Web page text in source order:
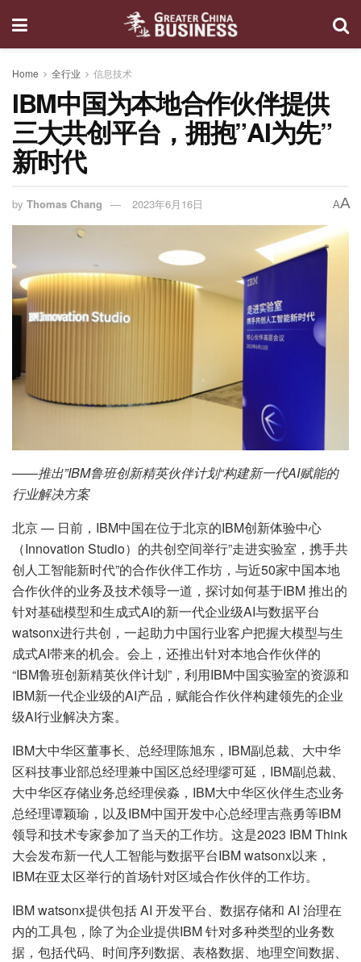
Home 全行业 信息技术
IBM中国为本地合作伙伴提供
三大共创平台，拥抱”AI为先”
新时代
by Thomas Chang 2023年6月16日 AA
——推出”IBM鲁班创新精英伙伴计划“构建新一代AI赋能的
行业解决方案
北京— 日前，IBM中国在位于北京的IBM创新体验中心
（Innovation Studio）的共创空间举行”走进实验室，携手共
创人工智能新时代”的合作伙伴工作坊，与近50家中国本地
合作伙伴的业务及技术领导一道，探讨如何基于IBM 推出的
针对基础模型和生成式AI的新一代企业级AI与数据平台
watsonx进行共创，一起助力中国行业客户把握大模型与生
成式AI带来的机会。会上，还推出针对本地合作伙伴的
“IBM鲁班创新精英伙伴计划”，利用IBM中国实验室的资源和
IBM新一代企业级的AI产品，赋能合作伙伴构建领先的企业
级AI行业解决方案。
IBM大中华区董事长、总经理陈旭东，IBM副总裁、大中华
区科技事业部总经理兼中国区总经理缪可延，IBM副总裁、
大中华区存储业务总经理侯淼，IBM大中华区伙伴生态业务
总经理谭颖瑜，以及IBM中国开发中心总经理吉燕勇等IBM
领导和技术专家参加了当天的工作坊。这是2023 IBM Think
大会发布新一代人工智能与数据平台IBM watsonx以来，
IBM在亚太区举行的首场针对区域合作伙伴的工作坊。
IBM watsonx提供包括 AI 开发平台、数据存储和 AI 治理在
内的工具包，除了为企业提供IBM 针对多种类型的业务数
据，包括代码、时间序列数据、表格数据、地理空间数据、